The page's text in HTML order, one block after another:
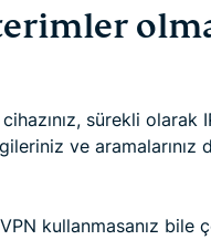
sürekli
ve
VPN kullanmasanız